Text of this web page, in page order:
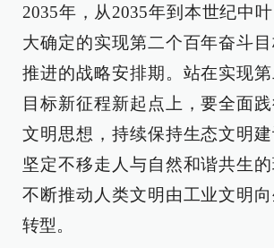
2035年，从2035年到本世纪中
大确定的实现第二个百年奋斗
推进的战略安排期。站在实现
目标新征程新起点上，要全面
文明思想，持续保持生态文明建
坚定不移走人与自然和谐共生的
不断推动人类文明由工业文明
转型。